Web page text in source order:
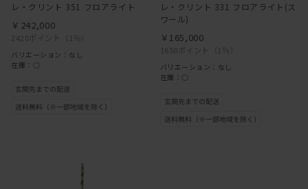
レ・クリント 351 フロアライト
2420ポイント （1％）
￥242,000
バリエーション：なし
在庫：○
レ・クリント 331 フロアライト(ス
ワール)
1650ポイント （1％）
￥165,000
バリエーション：なし
在庫：○